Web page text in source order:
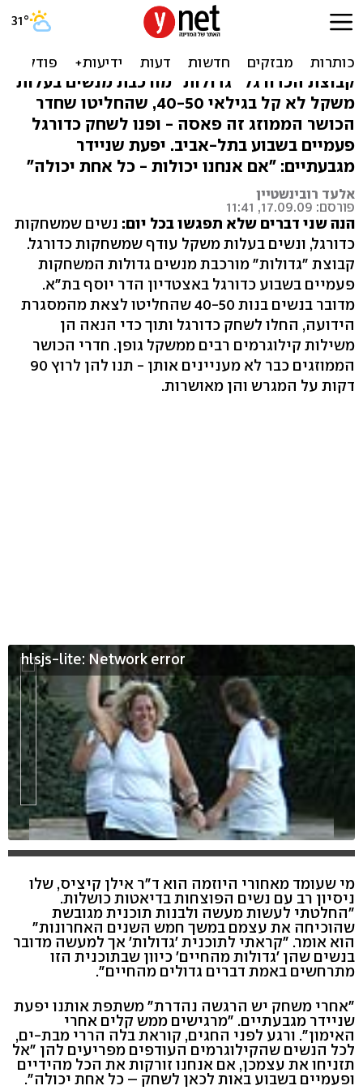
דיאטה? פאסה. נשים גדולות
משחקות כדורגל
קבוצת הכדורגל "גדולות" מורכבת מנשים בעלות
משקל לא קל בגילאי 40-50, שהחליטו שחדר
הכושר הממוזג זה פאסה - ופנו לשחק כדורגל
פעמיים בשבוע בתל-אביב. יפעת שניידר
מגבעתיים: "אם אנחנו יכולות - כל אחת יכולה"
אלעד רובינשטיין
פורסם: 17.09.09, 11:41
הנה שני דברים שלא תפגשו בכל יום: נשים שמשחקות
כדורגל, ונשים בעלות משקל עודף שמשחקות כדורגל.
קבוצת "גדולות" מורכבת מנשים גדולות המשחקות
פעמיים בשבוע כדורגל באצטדיון הדר יוסף בת"א.
מדובר בנשים בנות 40-50 שהחליטו לצאת מהמסגרת
הידועה, החלו לשחק כדורגל ותוך כדי הנאה הן
משילות קילוגרמים רבים ממשקל גופן. חדרי הכושר
הממוזגים כבר לא מעניינים אותן - תנו להן לרוץ 90
דקות על המגרש והן מאושרות.
hlsjs-lite: Network error
מי שעומד מאחורי היוזמה הוא ד"ר אילן קיציס, שלו
ניסיון רב עם נשים הפוצחות בדיאטות כושלות.
"החלטתי לעשות מעשה ולבנות תוכנית מגובשת
שהוכיחה את עצמם במשך חמש השנים האחרונות"
הוא אומר. "קראתי לתוכנית 'גדולות' אך למעשה מדובר
בנשים שהן 'גדולות מהחיים' כיוון שבתוכנית הזו
מתרחשים באמת דברים גדולים מהחיים".
"אחרי משחק יש הרגשה נהדרת" משתפת אותנו יפעת
שניידר מגבעתיים. "מרגישים ממש קלים אחרי
האימון". ורגע לפני החגים, קוראת בלה הררי מבת-ים,
לכל הנשים שהקילוגרמים העודפים מפריעים להן "אל
תזניחו את עצמכן, אם אנחנו זורקות את הכל מהידיים
ופעמיים בשבוע באות לכאן לשחק – כל אחת יכולה".